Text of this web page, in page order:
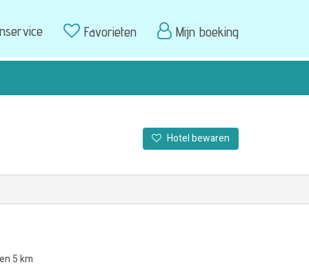
Favorieten Mijn boeking
Hotel bewaren
5 km